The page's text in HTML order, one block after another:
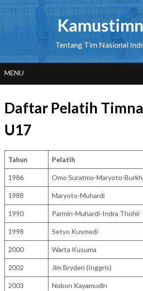
Tentang Tim Nasional
MENU
Daftar Pelatih
U17
Tahun Pelatih
1986 Omo Suratmo-Maryoto-
1988 Maryoto-Muhardi
1990 Parmin-Muhardi-Indra Thohir
1998 Setyo Kusmedi
2000 Warta Kusuma
2002 Jim Bryden (Inggris)
2003 Nobon Kayamudin